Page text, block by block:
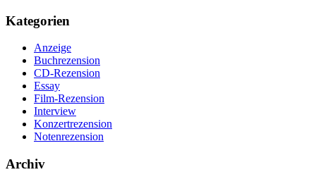
Kategorien
Anzeige
Buchrezension
CD-Rezension
Essay
Film-Rezension
Interview
Konzertrezension
Notenrezension
Archiv